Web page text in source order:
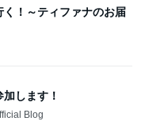
く！～ティファナのお届
します！
Blog